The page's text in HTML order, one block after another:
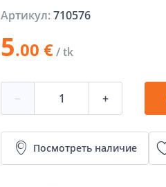
Артикул:710576
5.00 €/ tk
− +
Посмотреть наличие